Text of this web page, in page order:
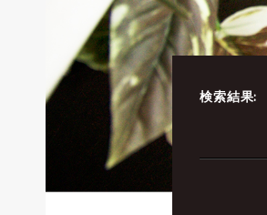
検索結果: